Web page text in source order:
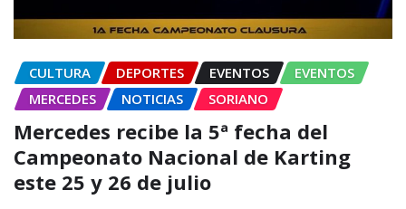
CULTURA DEPORTES EVENTOS
EVENTOS
MERCEDES
NOTICIAS SORIANO
Mercedes recibe la 5ª fecha del
Campeonato Nacional de Karting
este 25 y 26 de julio